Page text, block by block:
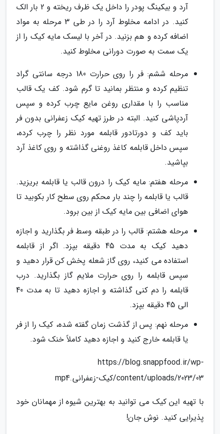
آرد و بیکینگ پودر را داخل یک ظرف ریخته و 2 بار الک
کنید. در ادامه مخلوط آرد را در طی 3 مرحله به مواد
اضافه کرده و هم بزنید. در آخر با لیسک مایه کیک را از
یک سمت به صورت دورانی مخلوط کنید.
مرحله ششم: فر را روی حرارت 180 درجه سانتی گراد
تنظیم کرده و منتظر بمانید تا گرم شود. کف یک قالب
مناسب را با مقداری روغن مایع چرب کرده و سپس
آردپاشی کنید. البته در طرز تهیه کیک زعفرانی بدون فر
باید کف و دورتادور قابلمه مورد نظر را چرب کرده،
سپس داخل قابلمه کاغذ روغنی گذاشته و روی کاغذ آرد
بپاشید.
مرحله هفتم: مایه کیک را درون قالب یا قابلمه بریزید.
قالب یا قابلمه را چند بار محکم روی سطح کار بکوبید تا
هوای اضافی بین مایه کیک از بین برود.
مرحله هشتم: قالب را در طبقه وسط فر بگذارید و اجازه
دهید کیک به مدت 45 دقیقه بپزد. اگر از قابلمه
استفاده می کنید، روی گاز شعله پخش کن قرار دهید و
سپس قابلمه را روی حرارت ملایم گاز بگذارید. درب
قابلمه را دم کنی گذاشته و اجازه دهید تا به مدت 40
الی 45 دقیقه بپزد.
مرحله نهم: پس از گذشت زمان گفته شده، کیک را از فر
یا قابلمه خارج کنید و اجازه دهید کاملاً خنک شود.
https://blog.snappfood.ir/wp-
content/uploads/2023/03/کیک-زعفرانی.mp4
با تهیه این کیک می توانید به بهترین شیوه از مهمانان خود
پذیرایی کنید. نوش جان!